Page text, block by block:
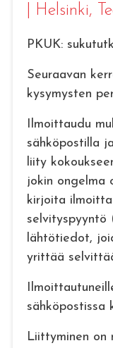
Helsinki,
PKUK:
Seuraavan
kysymysten
Ilmoittaudu
sähköpostilla
liity
jokin ongelma
kirjoita
selvityspyyntö
lähtötiedot,
yrittää
sähköpostissa
Liittyminen on